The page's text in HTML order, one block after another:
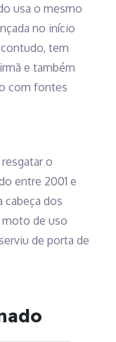
usa o mesmo
no início
tem
e também
com fontes
o
entre 2001 e
cabeça dos
de uso
de porta de